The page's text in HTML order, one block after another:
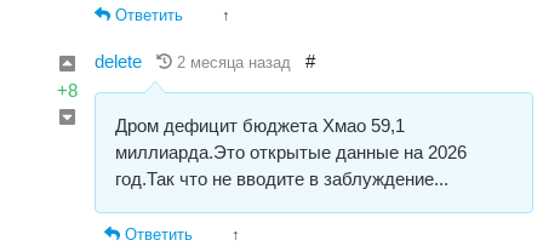
Ответить ↑
+8
delete 2 месяца назад #
Дром дефицит бюджета Хмао 59,1
миллиарда.Это открытые данные на 2026
год.Так что не вводите в заблуждение...
Ответить ↑